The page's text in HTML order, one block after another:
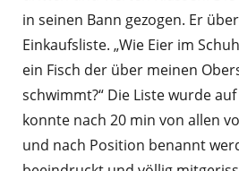
in seinen Bann gezogen. Er
Einkaufsliste. „Wie Eier im
ein Fisch der über meinen
schwimmt?“ Die Liste wurde
konnte nach 20 min von allen
und nach Position benannt